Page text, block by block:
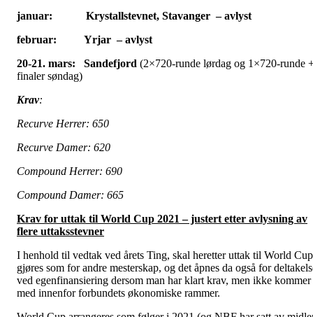
januar: Krystallstevnet, Stavanger – avlyst
februar: Yrjar – avlyst
20-21. mars: Sandefjord (2×720-runde lørdag og 1×720-runde
finaler søndag)
Krav:
Recurve Herrer: 650
Recurve Damer: 620
Compound Herrer: 690
Compound Damer: 665
Krav for uttak til World Cup 2021 – justert etter avlysning av
flere uttaksstevner
I henhold til vedtak ved årets Ting, skal heretter uttak til World Cup
gjøres som for andre mesterskap, og det åpnes da også for
ved egenfinansiering dersom man har klart krav, men ikke kommer
med innenfor forbundets økonomiske rammer.